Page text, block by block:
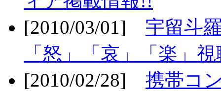
[2010/03/01] 宇留斗
「怒」「哀」「楽」
[2010/02/28] 携帯コ